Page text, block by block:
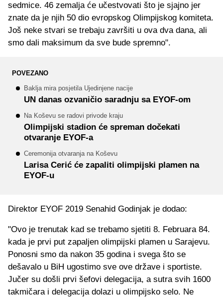
sedmice. 46 zemalja će učestvovati što je sjajno jer
znate da je njih 50 dio evropskog Olimpijskog komiteta.
Još neke stvari se trebaju završiti u ova dva dana, ali
smo dali maksimum da sve bude spremno".
POVEZANO
Baklja mira posjetila Ujedinjene nacije
UN danas ozvaničio saradnju sa EYOF-om
Na Koševu se radovi privode kraju
Olimpijski stadion će spreman dočekati
otvaranje EYOF-a
Ceremonija otvaranja na Koševu
Larisa Cerić će zapaliti olimpijski plamen na
EYOF-u
Direktor EYOF 2019 Senahid Godinjak je dodao:
"Ovo je trenutak kad se trebamo sjetiti 8. Februara 84.
kada je prvi put zapaljen olimpijski plamen u Sarajevu.
Ponosni smo da nakon 35 godina i svega što se
dešavalo u BiH ugostimo sve ove države i sportiste.
Jučer su došli prvi šefovi delegacija, a sutra svih 1600
takmičara i delegacija dolazi u olimpijsko selo. Ne